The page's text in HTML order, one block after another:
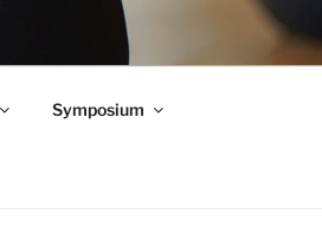
Symposium